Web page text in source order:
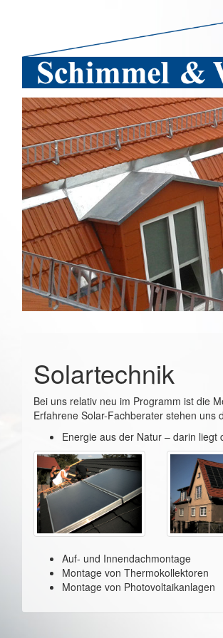
Solartechnik
Bei uns relativ neu im Programm ist die
Erfahrene Solar-Fachberater stehen uns
Energie aus der Natur – darin liegt
Auf- und Innendachmontage
Montage von Thermokollektoren
Montage von Photovoltaikanlagen